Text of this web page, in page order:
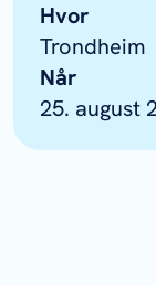
Hvor
Trondheim
Når
25. august